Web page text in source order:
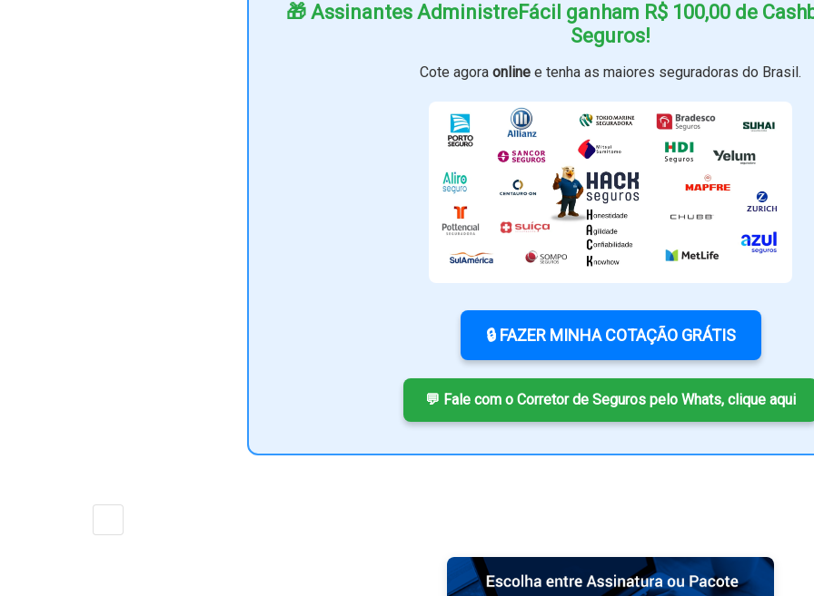
🎁 Assinantes AdministreFácil ganham R$ 100,00 de
Seguros!
Cote agora online e tenha as maiores seguradoras do Brasil.
🔒 FAZER MINHA COTAÇÃO GRÁTIS
💬 Fale com o Corretor de Seguros pelo Whats, clique aqui